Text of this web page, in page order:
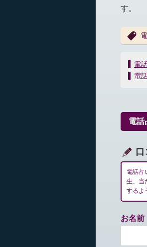
す。
投
稿
ー
シ
ン
電
電
電話
電話占
生、当
するよ
お名前